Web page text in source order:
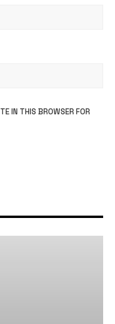
IN THIS BROWSER FOR